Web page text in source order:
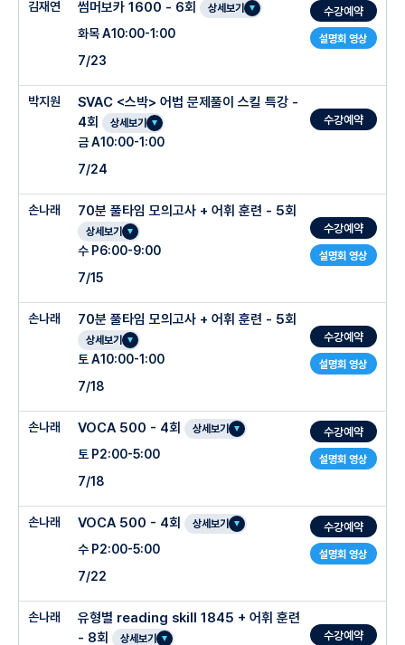
김재연
설명회 영상
썸머보카 1600 - 6회 상세보기
화목 A10:00-1:00
7/23
수강예약
박지원
SVAC <스박> 어법 문제풀이 스킬 특강 -
4회
상세보기
금 A10:00-1:00
7/24
수강예약
손나래
설명회 영상
70분 풀타임 모의고사 + 어휘 훈련 - 5회
상세보기
수 P6:00-9:00
7/15
수강예약
손나래
설명회 영상
70분 풀타임 모의고사 + 어휘 훈련 - 5회
상세보기
토 A10:00-1:00
7/18
수강예약
손나래
설명회 영상
VOCA 500 - 4회 상세보기
토 P2:00-5:00
7/18
수강예약
손나래
설명회 영상
VOCA 500 - 4회 상세보기
수 P2:00-5:00
7/22
수강예약
손나래
유형별 reading skill 1845 + 어휘 훈련
- 8회
상세보기 수강예약